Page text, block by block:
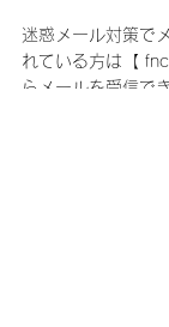
迷惑メール対策で
れている方は【
らメールを受信で